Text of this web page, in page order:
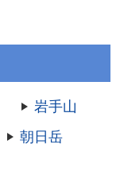
岩手山
朝日岳